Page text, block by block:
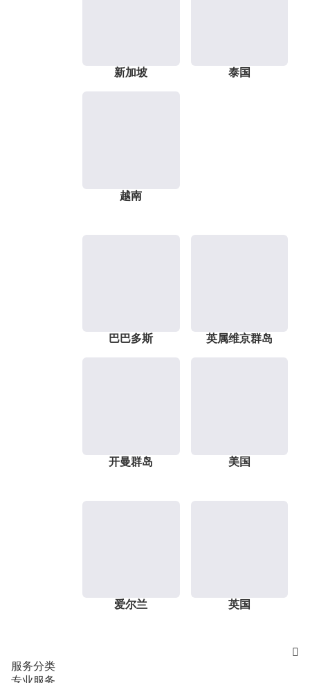
新加坡 泰国
越南
巴巴多斯 英属维京群岛
开曼群岛 美国
爱尔兰 英国

服务分类
专业服务